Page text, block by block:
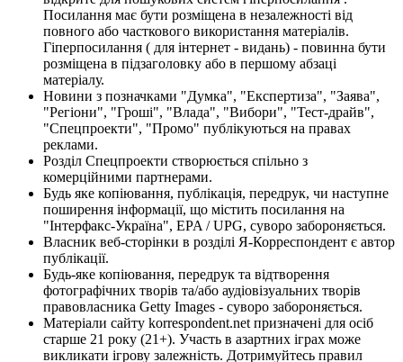
Посилання має бути розміщена в незалежності від
повного або часткового використання матеріалів.
Гіперпосилання ( для інтернет - видань) - повинна бути
розміщена в підзаголовку або в першому абзаці
матеріалу.
Новини з позначками "Думка", "Експертиза", "Заява",
"Регіони", "Гроші", "Влада", "Вибори", "Тест-драйв",
"Спецпроекти", "Промо" публікуються на правах
реклами.
Розділ Спецпроекти створюється спільно з
комерційними партнерами.
Будь яке копіювання, публікація, передрук, чи наступне
поширення інформації, що містить посилання на
"Інтерфакс-Україна", EPA / UPG, суворо забороняється.
Власник веб-сторінки в розділі Я-Корреспондент є автор
публікації.
Будь-яке копіювання, передрук та відтворення
фотографічних творів та/або аудіовізуальних творів
правовласника Getty Images - суворо забороняється.
Матеріали сайту korrespondent.net призначені для осіб
старше 21 року (21+). Участь в азартних іграх може
викликати ігрову залежність. Дотримуйтесь правил